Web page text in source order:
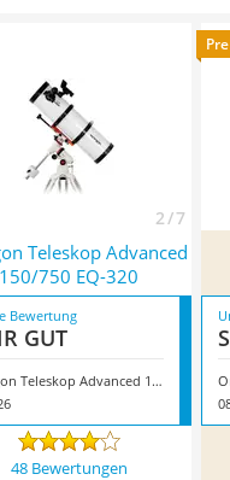
2 / 7
Teleskop Advanced
150/750 EQ-320
Bewertung
GUT
Omegon Teleskop Advanced 150/750 EQ-320
48 Bewertungen